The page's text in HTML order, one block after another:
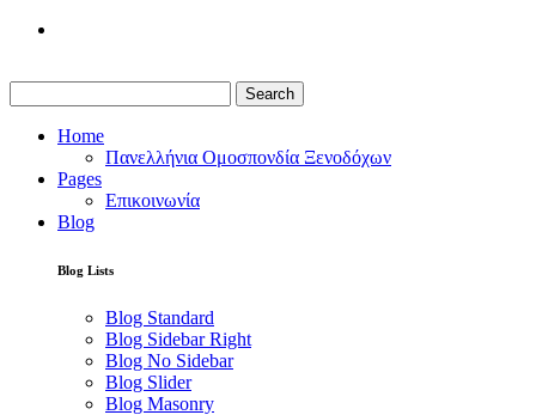
Search
Home
Πανελλήνια Ομοσπονδία Ξενοδόχων
Pages
Επικοινωνία
Blog
Blog Lists
Blog Standard
Blog Sidebar Right
Blog No Sidebar
Blog Slider
Blog Masonry